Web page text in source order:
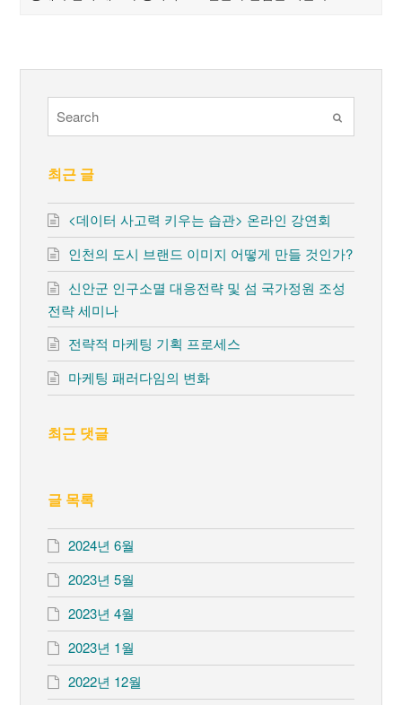
Submit
최근 글
<데이터 사고력 키우는 습관> 온라인 강연회
인천의 도시 브랜드 이미지 어떻게 만들 것인가?
신안군 인구소멸 대응전략 및 섬 국가정원 조성
전략 세미나
전략적 마케팅 기획 프로세스
마케팅 패러다임의 변화
최근 댓글
글 목록
2024년 6월
2023년 5월
2023년 4월
2023년 1월
2022년 12월